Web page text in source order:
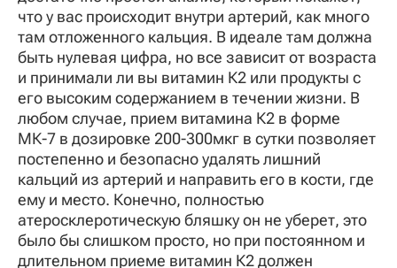
что у вас происходит внутри артерий, как много
там отложенного кальция. В идеале там должна
быть нулевая цифра, но все зависит от возраста
и принимали ли вы витамин К2 или продукты с
его высоким содержанием в течении жизни. В
любом случае, прием витамина К2 в форме
МК-7 в дозировке 200-300мкг в сутки позволяет
постепенно и безопасно удалять лишний
кальций из артерий и направить его в кости, где
ему и место. Конечно, полностью
атеросклеротическую бляшку он не уберет, это
было бы слишком просто, но при постоянном и
длительном приеме витамин К2 должен